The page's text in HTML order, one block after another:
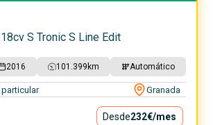
S Tronic S Line Edit
2016 101.399 km Automático
Granada
Desde232€/mes